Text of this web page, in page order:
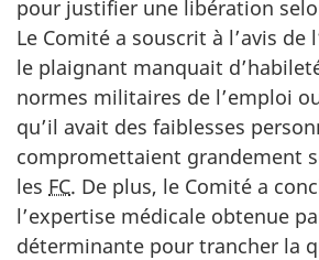
pour justifier une libération
Le Comité a souscrit à l’avis de
le plaignant manquait
normes militaires de l’emploi
qu’il avait des faiblesses
compromettaient grandement
les FC. De plus, le Comité a
l’expertise médicale obtenue
déterminante pour trancher la